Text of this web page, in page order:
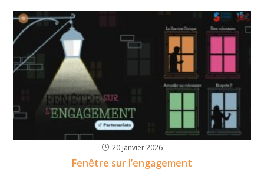
20 janvier 2026
Fenêtre sur l’engagement